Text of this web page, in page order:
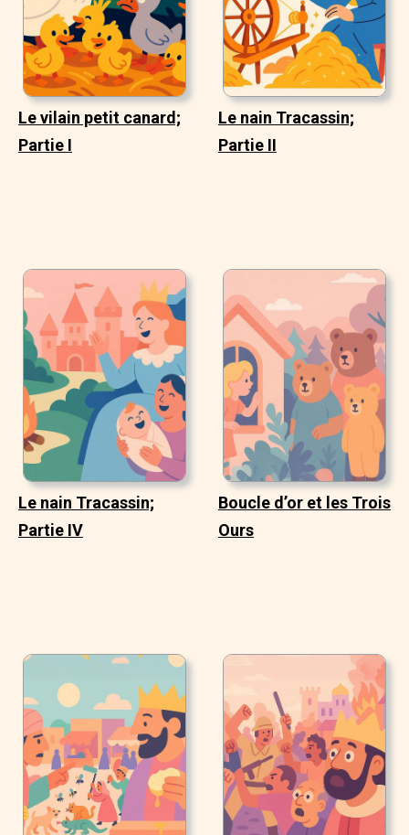
Le vilain petit canard;
Partie I
Le nain Tracassin;
Partie II
Le nain Tracassin;
Partie IV
Boucle d’or et les Trois
Ours